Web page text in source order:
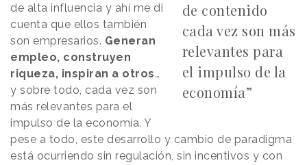
de contenido
cada vez son más
relevantes para
el impulso de la
economía”
de alta influencia y ahí me di
cuenta que ellos también
son empresarios. Generan
empleo, construyen
riqueza, inspiran a otros…
y sobre todo, cada vez son
más relevantes para el
impulso de la economía. Y
pese a todo, este desarrollo y cambio de paradigma
está ocurriendo sin regulación, sin incentivos y con